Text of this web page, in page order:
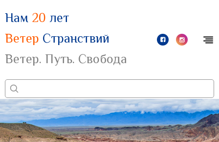
Нам 20 лет
Ветер Странствий
Ветер. Путь. Свобода